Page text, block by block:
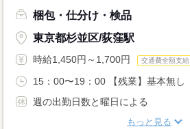
梱包・仕分け・検品
東京都杉並区/荻窪駅
時給1,450円～1,700円 交通費全額支給
15：00〜19：00 【残業】基本無し
週の出勤日数と曜日による
もっと見る